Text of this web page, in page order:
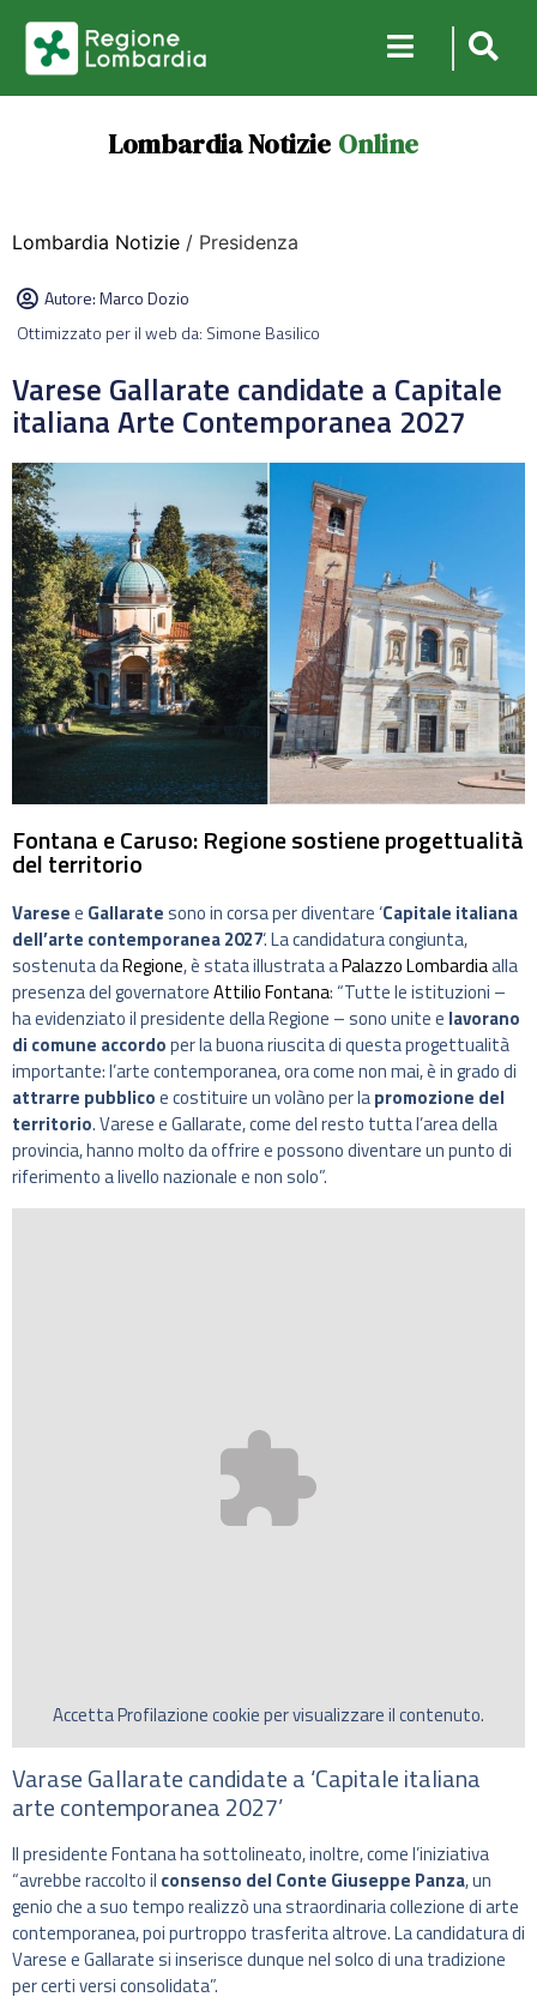
Lombardia Notizie Online
Lombardia Notizie / Presidenza
Autore:Marco Dozio
Ottimizzato per il web da: Simone Basilico
Varese Gallarate candidate a Capitale
italiana Arte Contemporanea 2027
Fontana e Caruso: Regione sostiene progettualità
del territorio
Varesee Gallaratesono in corsa per diventare ‘Capitale italiana
dell’arte contemporanea 2027‘. La candidatura congiunta,
sostenuta daRegione, è stata illustrata aPalazzo Lombardiaalla
presenza del governatoreAttilio Fontana: “Tutte le istituzioni –
ha evidenziato il presidente della Regione – sono unite e lavorano
di comune accordoper la buona riuscita di questa progettualità
importante: l’arte contemporanea, ora come non mai, è in grado di
attrarre pubblicoe costituire un volàno per lapromozione del
territorio. Varese e Gallarate, come del resto tutta l’area della
provincia, hanno molto da offrire e possono diventare un punto di
riferimento a livello nazionale e non solo”.
AccettaProfilazionecookie per visualizzare il contenuto.
Varase Gallarate candidate a ‘Capitale italiana
arte contemporanea 2027’
Il presidente Fontana ha sottolineato, inoltre, come l’iniziativa
“avrebbe raccolto il consenso del Conte Giuseppe Panza, un
genio che a suo tempo realizzò una straordinaria collezione di arte
contemporanea, poi purtroppo trasferita altrove. La candidatura di
Varese e Gallarate si inserisce dunque nel solco di una tradizione
per certi versi consolidata”.